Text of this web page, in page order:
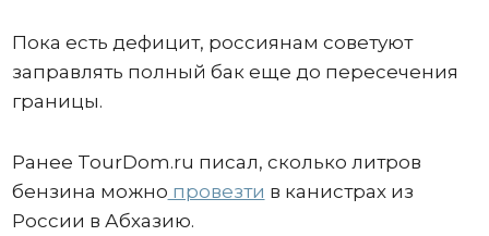
Пока есть дефицит, россиянам советуют
заправлять полный бак еще до пересечения
границы.
Ранее TourDom.ru писал, сколько литров
бензина можно провезти в канистрах из
России в Абхазию.